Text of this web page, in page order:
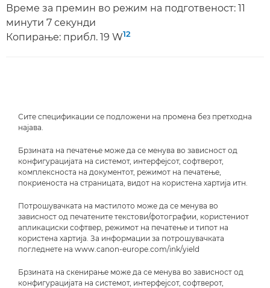
Време за премин во режим на подготвеност: 11
минути 7 секунди
Копирање: прибл. 19 W12
Сите спецификации се подложени на промена без претходна
најава.
Брзината на печатење може да се менува во зависност од
конфигурацијата на системот, интерфејсот, софтверот,
комплексноста на документот, режимот на печатење,
покриеноста на страницата, видот на користена хартија итн.
Потрошувачката на мастилото може да се менува во
зависност од печатените текстови/фотографии, користениот
апликациски софтвер, режимот на печатење и типот на
користена хартија. За информации за потрошувачката
погледнете на www.canon-europe.com/ink/yield
Брзината на скенирање може да се менува во зависност од
конфигурацијата на системот, интерфејсот, софтверот,